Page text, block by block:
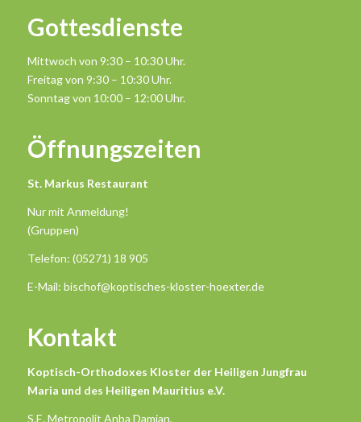
Gottesdienste
Mittwoch von 9:30 – 10:30 Uhr.
Freitag von 9:30 – 10:30 Uhr.
Sonntag von 10:00 – 12:00 Uhr.
Öffnungszeiten
St. Markus Restaurant
Nur mit Anmeldung!
(Gruppen)
Telefon: (05271) 18 905
E-Mail: bischof@koptisches-kloster-hoexter.de
Kontakt
Koptisch-Orthodoxes Kloster der Heiligen Jungfrau
Maria und des Heiligen Mauritius e.V.
S.E. Metropolit Anba Damian,